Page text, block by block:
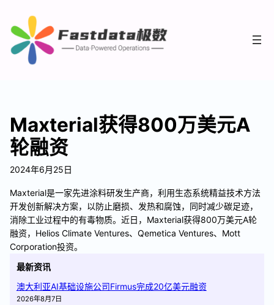
Maxterial获得800万美元A
轮融资
2024年6月25日
Maxterial是一家先进涂料研发生产商，利用生态系统精益技术方法
开发创新解决方案，以防止磨损、发热和腐蚀，同时减少碳足迹，
消除工业过程中的有毒物质。近日，Maxterial获得800万美元A轮
融资，Helios Climate Ventures、Qemetica Ventures、Mott
Corporation投资。
最新资讯
澳大利亚AI基础设施公司Firmus完成20亿美元融资
2026年8月7日